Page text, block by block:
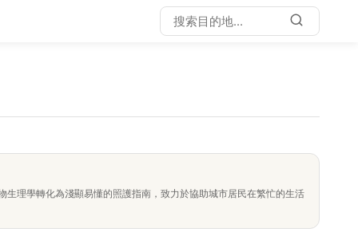
理學轉化為淺顯易懂的照護指南，致力於協助城市居民在繁忙的生活